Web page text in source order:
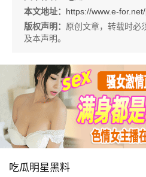
本文地址： https://www.e-
版权声明： 原创文章，转载时必
及本声明。
吃瓜明星黑料